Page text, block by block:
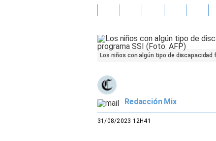
Los niños con algún tipo de
Redacción Mix
31/08/2023 12H41